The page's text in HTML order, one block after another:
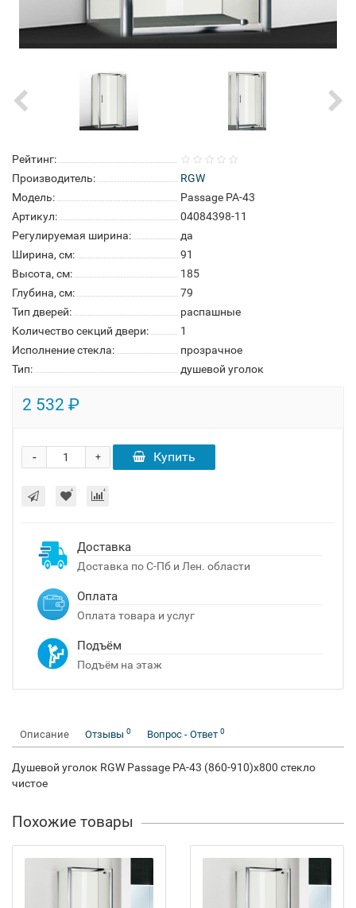
Рейтинг:
Производитель:
RGW
Модель:
Passage PA-43
Артикул:
04084398-11
Регулируемая ширина:
да
Ширина, см:
91
Высота, см:
185
Глубина, см:
79
Тип дверей:
распашные
Количество секций двери:
1
Исполнение стекла:
прозрачное
Тип:
душевой уголок
2 532 ₽
+
- Купить
Доставка
Доставка по С-Пб и Лен. области
Оплата
Оплата товара и услуг
Подъём
Подъём на этаж
Описание Отзывы 0 Вопрос - Ответ 0
Душевой уголок RGW Passage PA-43 (860-910)x800 стекло
чистое
Похожие товары